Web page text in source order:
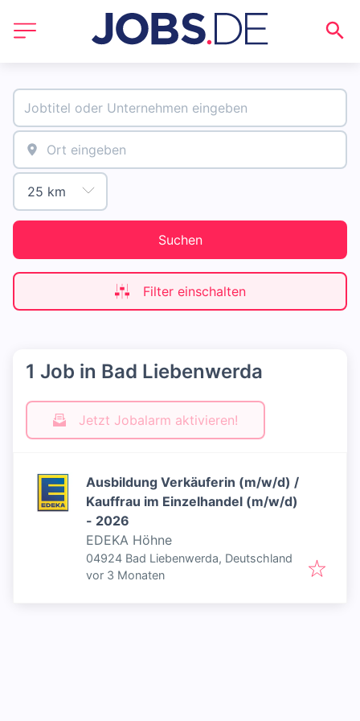
Suchen
Filter einschalten
1 Job in Bad Liebenwerda
Jetzt Jobalarm aktivieren!
Ausbildung Verkäuferin (m/w/d) /
Kauffrau im Einzelhandel (m/w/d)
- 2026
EDEKA Höhne
04924 Bad Liebenwerda, Deutschland
Veröffentlicht:
vor 3 Monaten